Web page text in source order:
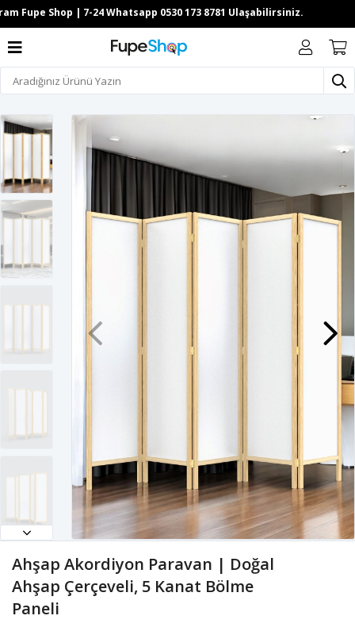
Ahşap Akordiyon Paravan | Doğal
Ahşap Çerçeveli, 5 Kanat Bölme
Paneli